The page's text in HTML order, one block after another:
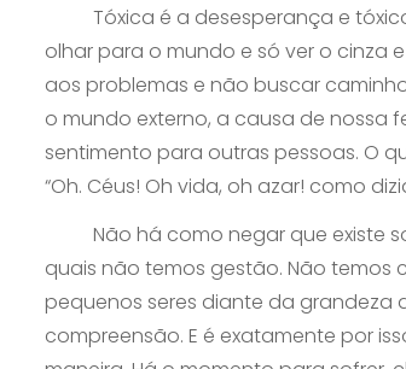
Tóxica é a desesperança e tóxico
olhar para o mundo e só ver o cinza
aos problemas e não buscar
o mundo externo, a causa de nossa
sentimento para outras pessoas. O
“Oh. Céus! Oh vida, oh azar! como
Não há como negar que existe
quais não temos gestão. Não temos
pequenos seres diante da grandeza
compreensão. E é exatamente por